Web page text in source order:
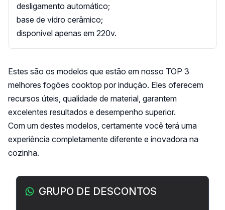
desligamento automático;
base de vidro cerâmico;
disponível apenas em 220v.
Estes são os modelos que estão em nosso TOP 3
melhores fogões cooktop por indução. Eles oferecem
recursos úteis, qualidade de material, garantem
excelentes resultados e desempenho superior.
Com um destes modelos, certamente você terá uma
experiência completamente diferente e inovadora na
cozinha.
Barra lateral
GRUPO DE DESCONTOS